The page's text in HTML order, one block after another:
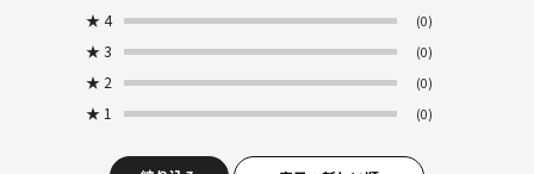
★ 4 (0)
★ 3 (0)
★ 2 (0)
★ 1 (0)